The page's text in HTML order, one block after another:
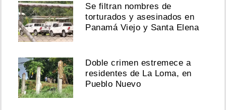
Se filtran nombres de
torturados y asesinados en
Panamá Viejo y Santa Elena
Doble crimen estremece a
residentes de La Loma, en
Pueblo Nuevo